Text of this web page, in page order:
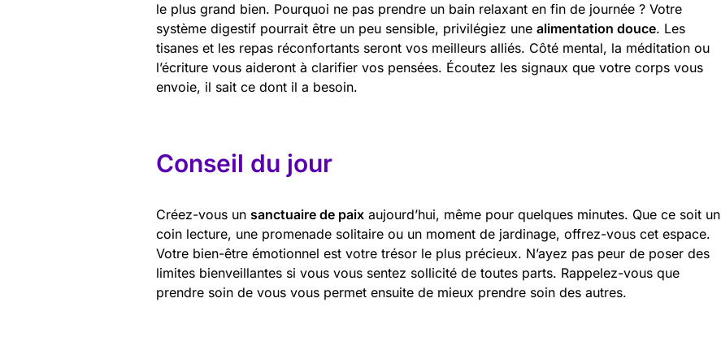
le plus grand bien. Pourquoi ne pas prendre un bain relaxant en fin de journée ? Votre
système digestif pourrait être un peu sensible, privilégiez une alimentation douce. Les
tisanes et les repas réconfortants seront vos meilleurs alliés. Côté mental, la méditation ou
l’écriture vous aideront à clarifier vos pensées. Écoutez les signaux que votre corps vous
envoie, il sait ce dont il a besoin.
Conseil du jour
Créez-vous un sanctuaire de paix aujourd’hui, même pour quelques minutes. Que ce soit un
coin lecture, une promenade solitaire ou un moment de jardinage, offrez-vous cet espace.
Votre bien-être émotionnel est votre trésor le plus précieux. N’ayez pas peur de poser des
limites bienveillantes si vous vous sentez sollicité de toutes parts. Rappelez-vous que
prendre soin de vous vous permet ensuite de mieux prendre soin des autres.